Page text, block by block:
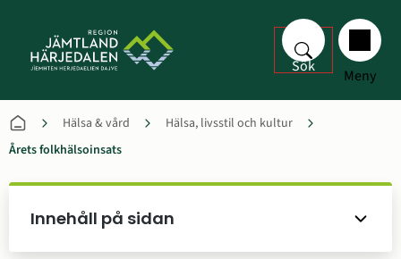
Sök Meny
Hälsa & vård
Hälsa, livsstil och kultur
Årets folkhälsoinsats
Innehåll på sidan